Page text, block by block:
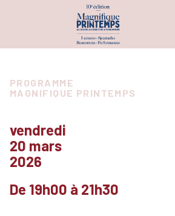
PRINTEMPS
QUI SOMMES-NOUS ?
LES PARTENAIRES
ARCHIVES
PAR DATE
ATELIERS & SCÈNES
CONCOURS & PRIX
PROGRAMME
MAGNIFIQUE PRINTEMPS
vendredi
20 mars
2026
De 19h00 à 21h30